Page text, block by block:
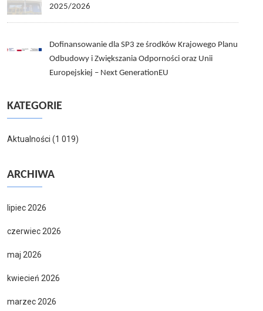
2025/2026
Dofinansowanie dla SP3 ze środków Krajowego Planu
Odbudowy i Zwiększania Odporności oraz Unii
Europejskiej – Next GenerationEU
KATEGORIE
Aktualności (1 019)
ARCHIWA
lipiec 2026
czerwiec 2026
maj 2026
kwiecień 2026
marzec 2026